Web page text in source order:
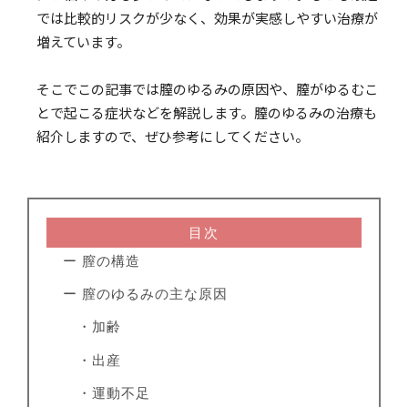
では比較的リスクが少なく、効果が実感しやすい治療が
増えています。
そこでこの記事では膣のゆるみの原因や、膣がゆるむこ
とで起こる症状などを解説します。膣のゆるみの治療も
紹介しますので、ぜひ参考にしてください。
目次
ー 膣の構造
ー 膣のゆるみの主な原因
・加齢
・出産
・運動不足